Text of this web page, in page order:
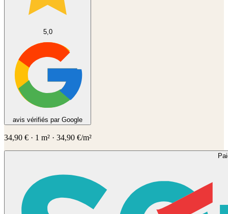
5,0
avis vérifiés par Google
34,90 € · 1 m² · 34,90 €/m²